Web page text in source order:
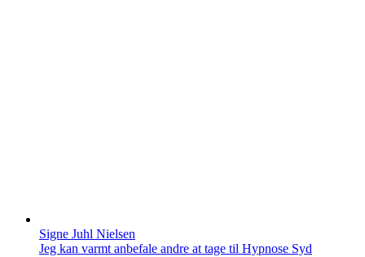
Signe Juhl Nielsen
Jeg kan varmt anbefale andre at tage til Hypnose Syd